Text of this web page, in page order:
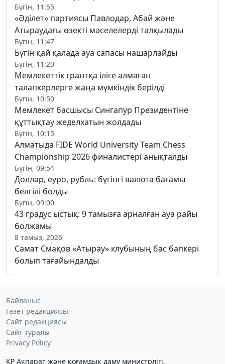
Бүгін, 11:55
«Әділет» партиясы Павлодар, Абай және
Атыраудағы өзекті мәселелерді талқылады
Бүгін, 11:47
Бүгін қай қалада ауа сапасы нашарлайды
Бүгін, 11:20
Мемлекеттік грантқа іліге алмаған
талапкерлерге жаңа мүмкіндік берілді
Бүгін, 10:50
Мемлекет басшысы Сингапур Президентіне
құттықтау жеделхатын жолдады
Бүгін, 10:15
Алматыда FIDE World University Team Chess
Championship 2026 финалистері анықталды
Бүгін, 09:54
Доллар, еуро, рубль: бүгінгі валюта бағамы
белгілі болды
Бүгін, 09:00
43 градус ыстық: 9 тамызға арналған ауа райы
болжамы
8 тамыз, 2026
Самат Смақов «Атырау» клубының бас бапкері
болып тағайындалды
Байланыс
Газет редакциясы
Сайт редакциясы
Сайт туралы
Privacy Policy
ҚР Ақпарат және қоғамдық даму министрлігі,